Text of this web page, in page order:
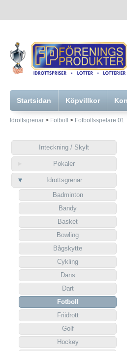
Startsidan Köpvillkor
Idrottsgrenar > Fotboll > Fotbollsspelare 01
Inteckning / Skylt
Pokaler
Idrottsgrenar
Badminton
Bandy
Basket
Bowling
Bågskytte
Cykling
Dans
Dart
Fotboll
Friidrott
Golf
Hockey